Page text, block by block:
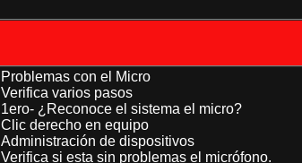
Problemas con el Micro
Verifica varios pasos
1ero- ¿Reconoce el sistema el micro?
Clic derecho en equipo
Administración de dispositivos
Verifica si esta sin problemas el micrófono.